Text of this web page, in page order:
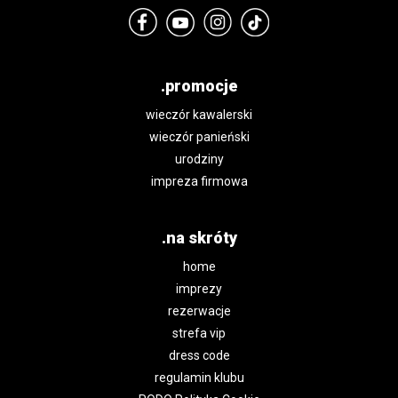
.promocje
wieczór kawalerski
wieczór panieński
urodziny
impreza firmowa
.na skróty
home
imprezy
rezerwacje
strefa vip
dress code
regulamin klubu